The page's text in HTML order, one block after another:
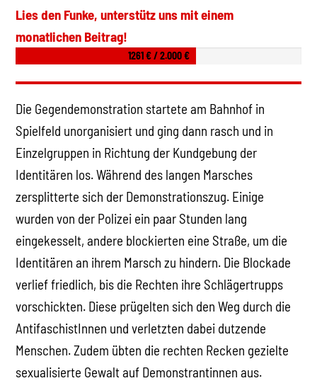
Lies den Funke, unterstütz uns mit einem
monatlichen Beitrag!
1261 € / 2.000 €
Die Gegendemonstration startete am Bahnhof in
Spielfeld unorganisiert und ging dann rasch und in
Einzelgruppen in Richtung der Kundgebung der
Identitären los. Während des langen Marsches
zersplitterte sich der Demonstrationszug. Einige
wurden von der Polizei ein paar Stunden lang
eingekesselt, andere blockierten eine Straße, um die
Identitären an ihrem Marsch zu hindern. Die Blockade
verlief friedlich, bis die Rechten ihre Schlägertrupps
vorschickten. Diese prügelten sich den Weg durch die
AntifaschistInnen und verletzten dabei dutzende
Menschen. Zudem übten die rechten Recken gezielte
sexualisierte Gewalt auf Demonstrantinnen aus.